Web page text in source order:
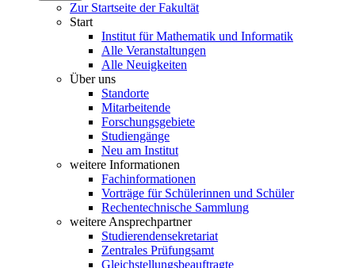
Zur Startseite der Fakultät
Start
Institut für Mathematik und Informatik
Alle Veranstaltungen
Alle Neuigkeiten
Über uns
Standorte
Mitarbeitende
Forschungsgebiete
Studiengänge
Neu am Institut
weitere Informationen
Fachinformationen
Vorträge für Schülerinnen und Schüler
Rechentechnische Sammlung
weitere Ansprechpartner
Studierendensekretariat
Zentrales Prüfungsamt
Gleichstellungsbeauftragte